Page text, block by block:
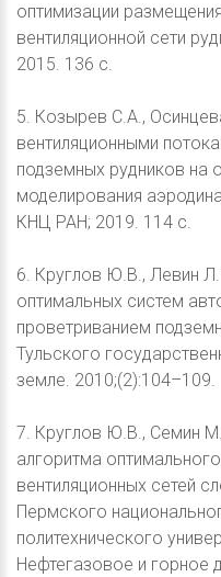
оптимизации
вентиляционной сети
2015. 136 с.
5. Козырев С.А.,
вентиляционными
подземных рудников на
моделирования
КНЦ РАН; 2019. 114 с.
6. Круглов Ю.В., Левин
оптимальных систем
проветриванием
Тульского
земле. 2010;(2):104–109.
7. Круглов Ю.В., Семин
алгоритма
вентиляционных сетей
Пермского
политехнического
Нефтегазовое и горное